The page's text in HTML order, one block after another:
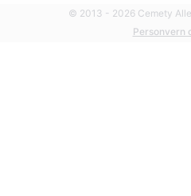
© 2013 - 2026 Cemety
Personvern